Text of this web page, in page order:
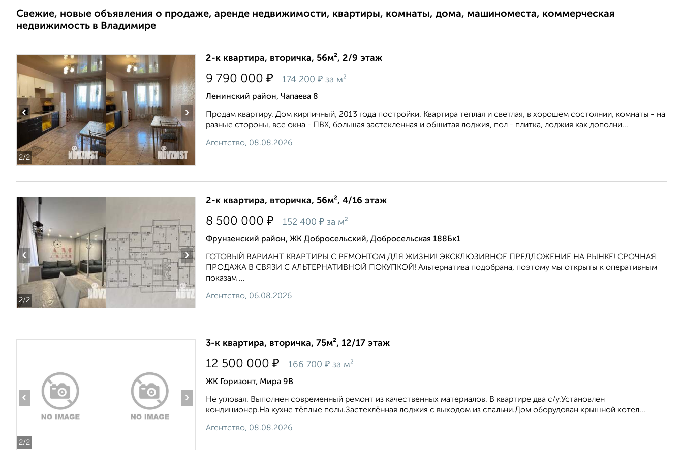
Свежие, новые объявления о продаже, аренде недвижимости, квартиры, комнаты, дома, машиноместа, коммерческая
недвижимость в Владимире
2/2
‹ ›
2-к квартира, вторичка, 56м², 2/9 этаж
9 790 000 ₽ 174 200 ₽ за м²
Ленинский район, Чапаева 8
Продам квартиру. Дом кирпичный, 2013 года постройки. Квартира теплая и светлая, в хорошем состоянии, комнаты - на
разные стороны, все окна - ПВХ, большая застекленная и обшитая лоджия, пол - плитка, лоджия как дополни...
Агентство, 08.08.2026
2/2
‹ ›
2-к квартира, вторичка, 56м², 4/16 этаж
8 500 000 ₽ 152 400 ₽ за м²
Фрунзенский район, ЖК Добросельский, Добросельская 188Бк1
ГОТОВЫЙ ВАРИАНТ КВАРТИРЫ С РЕМОНТОМ ДЛЯ ЖИЗНИ! ЭКСКЛЮЗИВНОЕ ПРЕДЛОЖЕНИЕ НА РЫНКЕ! СРОЧНАЯ
ПРОДАЖА В СВЯЗИ С АЛЬТЕРНАТИВНОЙ ПОКУПКОЙ! Альтернатива подобрана, поэтому мы открыты к оперативным
показам ...
Агентство, 06.08.2026
2/2
‹ ›
3-к квартира, вторичка, 75м², 12/17 этаж
12 500 000 ₽ 166 700 ₽ за м²
ЖК Горизонт, Мира 9В
Не угловая. Выполнен современный ремонт из качественных материалов. В квартире два с/у.Установлен
кондиционер.На кухне тёплые полы.Застеклённая лоджия с выходом из спальни.Дом оборудован крышной котел...
Агентство, 08.08.2026